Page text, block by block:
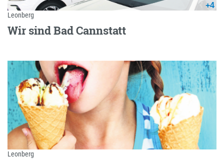
+4
Leonberg
Wir sind Bad Cannstatt
Leonberg